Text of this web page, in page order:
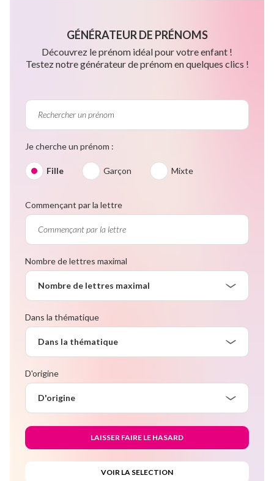
GÉNÉRATEUR DE PRÉNOMS
Découvrez le prénom idéal pour votre enfant !
Testez notre générateur de prénom en quelques clics !
Je cherche un prénom :
Fille Garçon Mixte
Commençant par la lettre
Nombre de lettres maximal
Nombre de lettres maximal
Dans la thématique
Dans la thématique
D'origine
D'origine